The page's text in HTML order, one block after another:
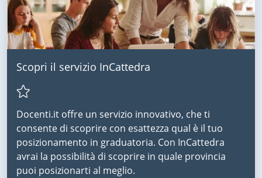
Scopri il servizio InCattedra
Docenti.it offre un servizio innovativo, che ti
consente di scoprire con esattezza qual è il tuo
posizionamento in graduatoria. Con InCattedra
avrai la possibilità di scoprire in quale provincia
puoi posizionarti al meglio.